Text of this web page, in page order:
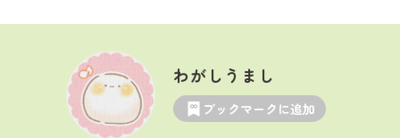
わがしうまし
ブックマークに追加